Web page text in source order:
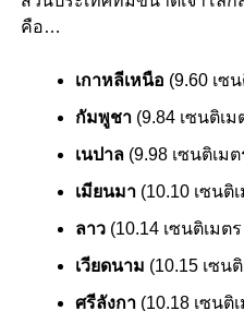
คือ…
เกาหลีเหนือ (9.60 เซ
กัมพูชา(9.84 เซนติเม
เนปาล(9.98เซนติเมต
เมียนมา(10.10 เซนติ
ลาว(10.14 เซนติเมต
เวียดนาม (10.15 เซน
ศรีลังกา(10.18 เซนติ